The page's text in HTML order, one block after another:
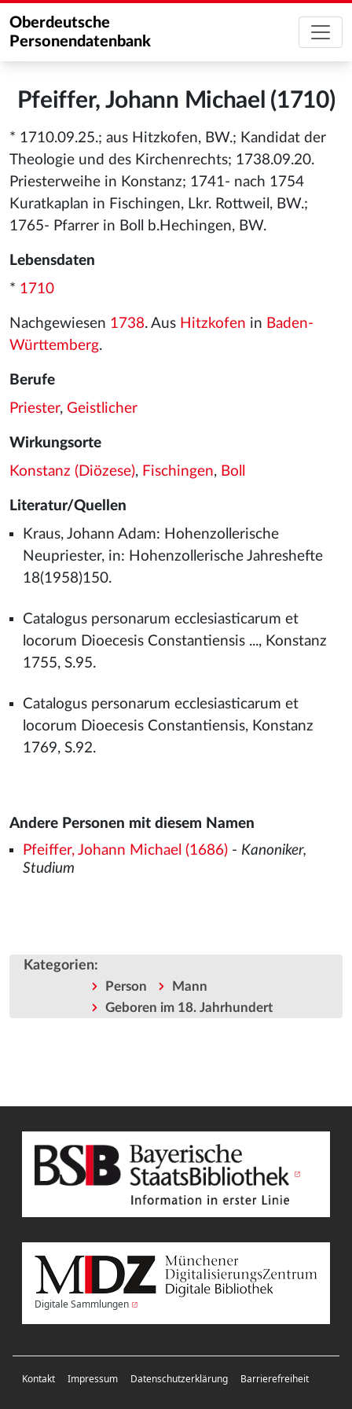
Oberdeutsche
Personendatenbank
Pfeiffer, Johann Michael (1710)
* 1710.09.25.; aus Hitzkofen, BW.; Kandidat der
Theologie und des Kirchenrechts; 1738.09.20.
Priesterweihe in Konstanz; 1741- nach 1754
Kuratkaplan in Fischingen, Lkr. Rottweil, BW.;
1765- Pfarrer in Boll b.Hechingen, BW.
Lebensdaten
* 1710
Nachgewiesen 1738. Aus Hitzkofen in Baden-
Württemberg.
Berufe
Priester, Geistlicher
Wirkungsorte
Konstanz (Diözese), Fischingen, Boll
Literatur/Quellen
Kraus, Johann Adam: Hohenzollerische
Neupriester, in: Hohenzollerische Jahreshefte
18(1958)150.
Catalogus personarum ecclesiasticarum et
locorum Dioecesis Constantiensis ..., Konstanz
1755, S.95.
Catalogus personarum ecclesiasticarum et
locorum Dioecesis Constantiensis, Konstanz
1769, S.92.
Andere Personen mit diesem Namen
Pfeiffer, Johann Michael (1686)- Kanoniker,
Studium
Kategorien:
Person
Mann
Geboren im 18. Jahrhundert
Digitale Sammlungen
Kontakt Impressum Datenschutzerklärung Barrierefreiheit